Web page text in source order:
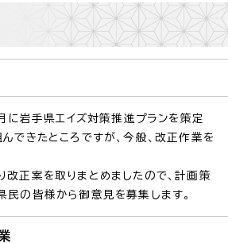
岩手県エイズ対策推進プランを策定
んできたところですが、今般、改正作業を
正案を取りまとめましたので、計画策
民の皆様から御意見を募集します。